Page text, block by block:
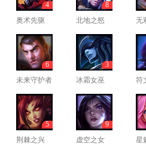
奥术先驱
4
北地之怒
8
无
未来守护者
6
冰霜女巫
3
符
荆棘之兴
5
虚空之女
9
星